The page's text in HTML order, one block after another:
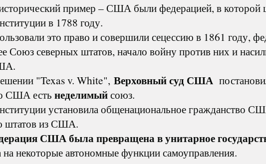
пример – США были федерацией, в которой
в 1788 году.
это право и совершили сецессию в 1861 году,
Союз северных штатов, начало войну против них и
"Texas v. White", Верховный суд США
США есть неделимыйсоюз.
установила общенациональное гражданство
штатов из США.
США была превращена в унитарное
некоторые автономные функции самоуправления.